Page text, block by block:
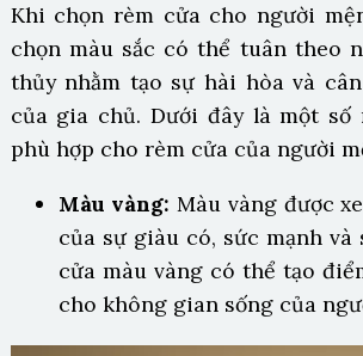
Khi chọn rèm cửa cho người
chọn màu sắc có thể tuân theo
thủy nhằm tạo sự hài hòa và
của gia chủ. Dưới đây là một số
phù hợp cho rèm cửa của người
Màu vàng: Màu vàng được
của sự giàu có, sức mạnh và
cửa màu vàng có thể tạo
cho không gian sống của